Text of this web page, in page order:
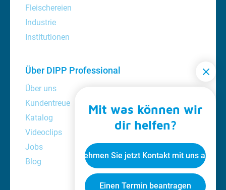
Fleischereien
Industrie
Institutionen
Über DIPP Professional
Über uns
Kundentreue
Katalog
Videoclips
Jobs
Blog
Mit was können wir
dir helfen?
Nehmen Sie jetzt Kontakt mit uns auf
Einen Termin beantragen